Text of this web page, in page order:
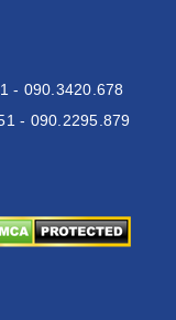
- 090.3420.678
- 090.2295.879